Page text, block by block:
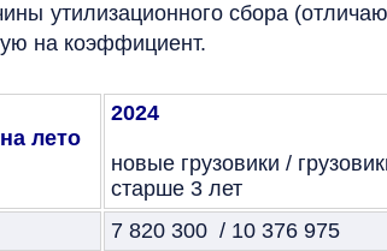
утилизационного сбора
на коэффициент.
лето
2024
новые грузовики /
старше 3 лет
7 820 300 / 10 376 975